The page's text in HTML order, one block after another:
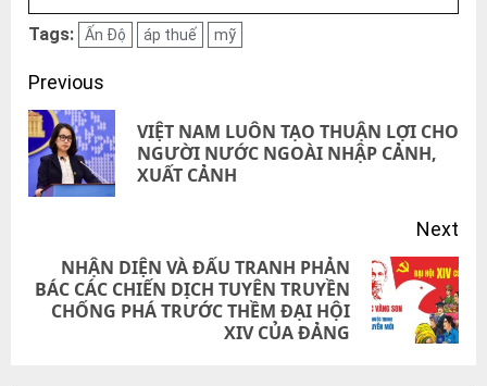
Tags: Ấn Độ áp thuế mỹ
Post
navigation
Previous
VIỆT NAM LUÔN TẠO THUẬN LỢI CHO
NGƯỜI NƯỚC NGOÀI NHẬP CẢNH,
XUẤT CẢNH
Next
Next
post:
NHẬN DIỆN VÀ ĐẤU TRANH PHẢN
BÁC CÁC CHIẾN DỊCH TUYÊN TRUYỀN
CHỐNG PHÁ TRƯỚC THỀM ĐẠI HỘI
XIV CỦA ĐẢNG